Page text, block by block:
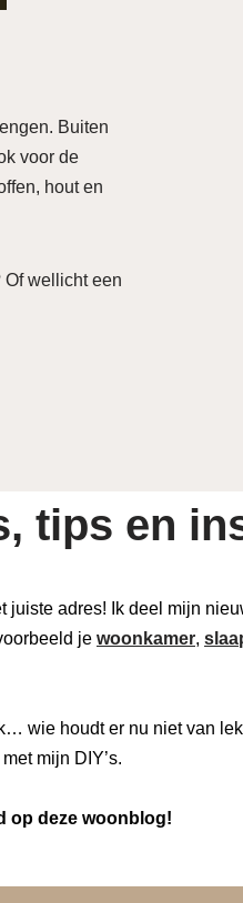
Buiten
voor de
hout en
wellicht een
tips en
adres! Ik deel mijn
je woonkamer,
wie houdt er nu niet van
mijn DIY’s.
op deze woonblog!